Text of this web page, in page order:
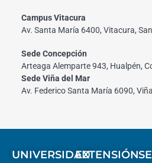
Campus Vitacura
Av. Santa María 6400, Vitacura,
Sede Concepción
Arteaga Alemparte 943, Hualpén,
Sede Viña del Mar
Av. Federico Santa María 6090,
UNIVERSIDADEXTENSIÓN